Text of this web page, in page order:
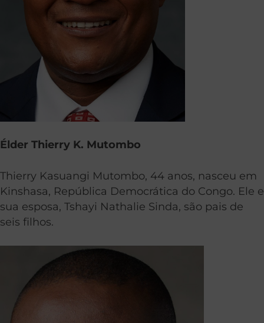
Élder Thierry K. Mutombo
Thierry Kasuangi Mutombo, 44 ​​anos, nasceu em
Kinshasa, República Democrática do Congo. Ele e
sua esposa, Tshayi Nathalie Sinda, são pais de
seis filhos.